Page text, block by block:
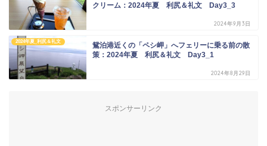
クリーム：2024年夏 利尻＆礼文 Day3_3
2024年9月3日
2024年夏_利尻＆礼文
鴛泊港近くの「ペシ岬」へフェリーに乗る前の散
策：2024年夏 利尻＆礼文 Day3_1
2024年8月29日
スポンサーリンク